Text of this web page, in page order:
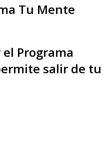
Tu Mente
Programa
salir de tu